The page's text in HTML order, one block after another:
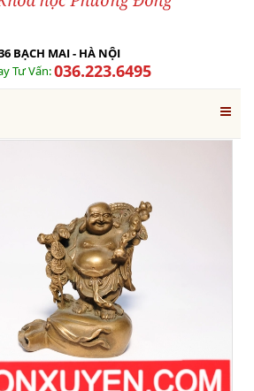
BẠCH MAI - HÀ NỘI
Tư Vấn:036.223.6495